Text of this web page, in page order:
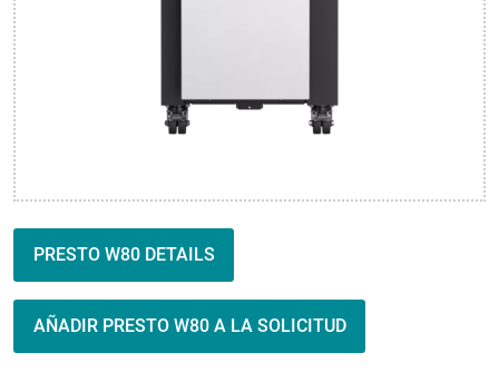
PRESTO W80 DETAILS
AÑADIR PRESTO W80 A LA SOLICITUD